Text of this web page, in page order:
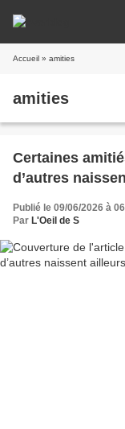
Accueil » amities
amities
Certaines
d’autres
Publié le 09/06/2026 à
Par L'Oeil de S